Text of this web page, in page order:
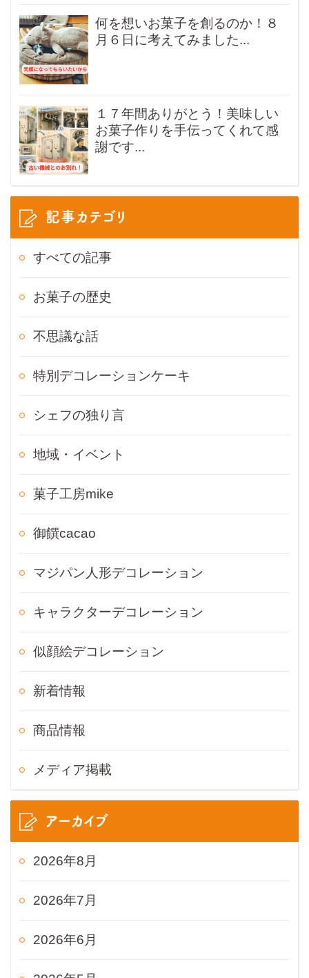
何を想いお菓子を創るのか！８
月６日に考えてみました...
１７年間ありがとう！美味しい
お菓子作りを手伝ってくれて感
謝です...
記事カテゴリ
すべての記事
お菓子の歴史
不思議な話
特別デコレーションケーキ
シェフの独り言
地域・イベント
菓子工房mike
御饌cacao
マジパン人形デコレーション
キャラクターデコレーション
似顔絵デコレーション
新着情報
商品情報
メディア掲載
アーカイブ
2026年8月
2026年7月
2026年6月